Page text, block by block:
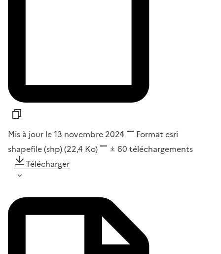
Mis à jour le 13 novembre 2024 Format esri
shapefile (shp)(22,4 Ko) 60 téléchargements
Télécharger